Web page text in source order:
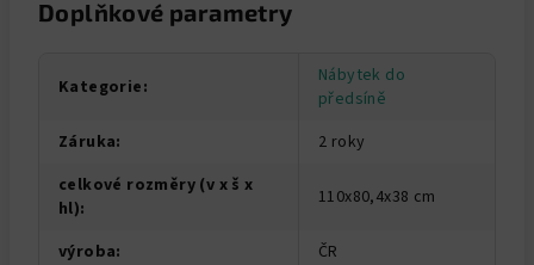
Doplňkové parametry
Kategorie:
Nábytek do
předsíně
Záruka:
2 roky
celkové rozměry (v x š x
hl): 110x80,4x38 cm
výroba: ČR